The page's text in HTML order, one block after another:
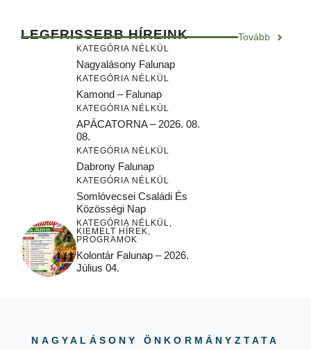
LEGFRISSEBB HÍREINK Tovább
KATEGÓRIA NÉLKÜL
Nagyalásony Falunap
KATEGÓRIA NÉLKÜL
Kamond – Falunap
KATEGÓRIA NÉLKÜL
APÁCATORNA – 2026. 08.
08.
KATEGÓRIA NÉLKÜL
Dabrony Falunap
KATEGÓRIA NÉLKÜL
Somlóvecsei Családi És
Közösségi Nap
KATEGÓRIA NÉLKÜL,
KIEMELT HÍREK,
PROGRAMOK
Kolontár Falunap – 2026.
Július 04.
NAGYALÁSONY ÖNKORMÁNYZTATA